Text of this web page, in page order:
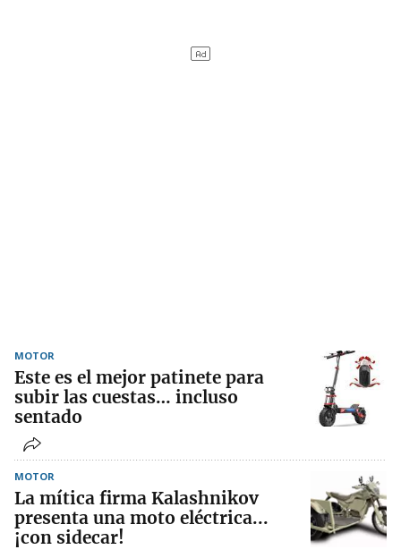
MOTOR
Este es el mejor patinete para
subir las cuestas… incluso
sentado
MOTOR
La mítica firma Kalashnikov
presenta una moto eléctrica...
¡con sidecar!